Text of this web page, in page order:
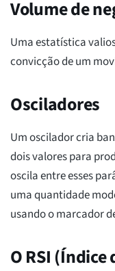
Volume de
Uma estatística
convicção de um
Osciladores
Um oscilador cria
dois valores para
oscila entre esses
uma quantidade
usando o marcador
O RSI